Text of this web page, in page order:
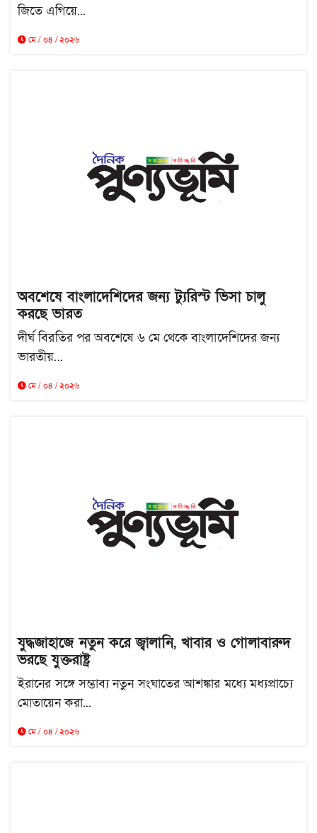
জিতে এগিয়ে...
মে / ০৪ / ২০২৬
অবশেষে বাংলাদেশিদের জন্য ট্যুরিস্ট ভিসা চালু
করছে ভারত
দীর্ঘ বিরতির পর অবশেষে ৬ মে থেকে বাংলাদেশিদের জন্য
ভারতীয়...
মে / ০৪ / ২০২৬
যুদ্ধজাহাজে নতুন করে জ্বালানি, খাবার ও গোলাবারুদ
ভরছে যুক্তরাষ্ট্র
ইরানের সঙ্গে সম্ভাব্য নতুন সংঘাতের আশঙ্কার মধ্যে মধ্যপ্রাচ্যে
মোতায়েন করা...
মে / ০৪ / ২০২৬